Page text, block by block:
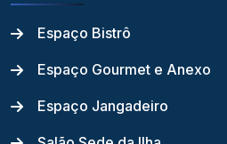
Espaço Bistrô
Espaço Gourmet e Anexo
Espaço Jangadeiro